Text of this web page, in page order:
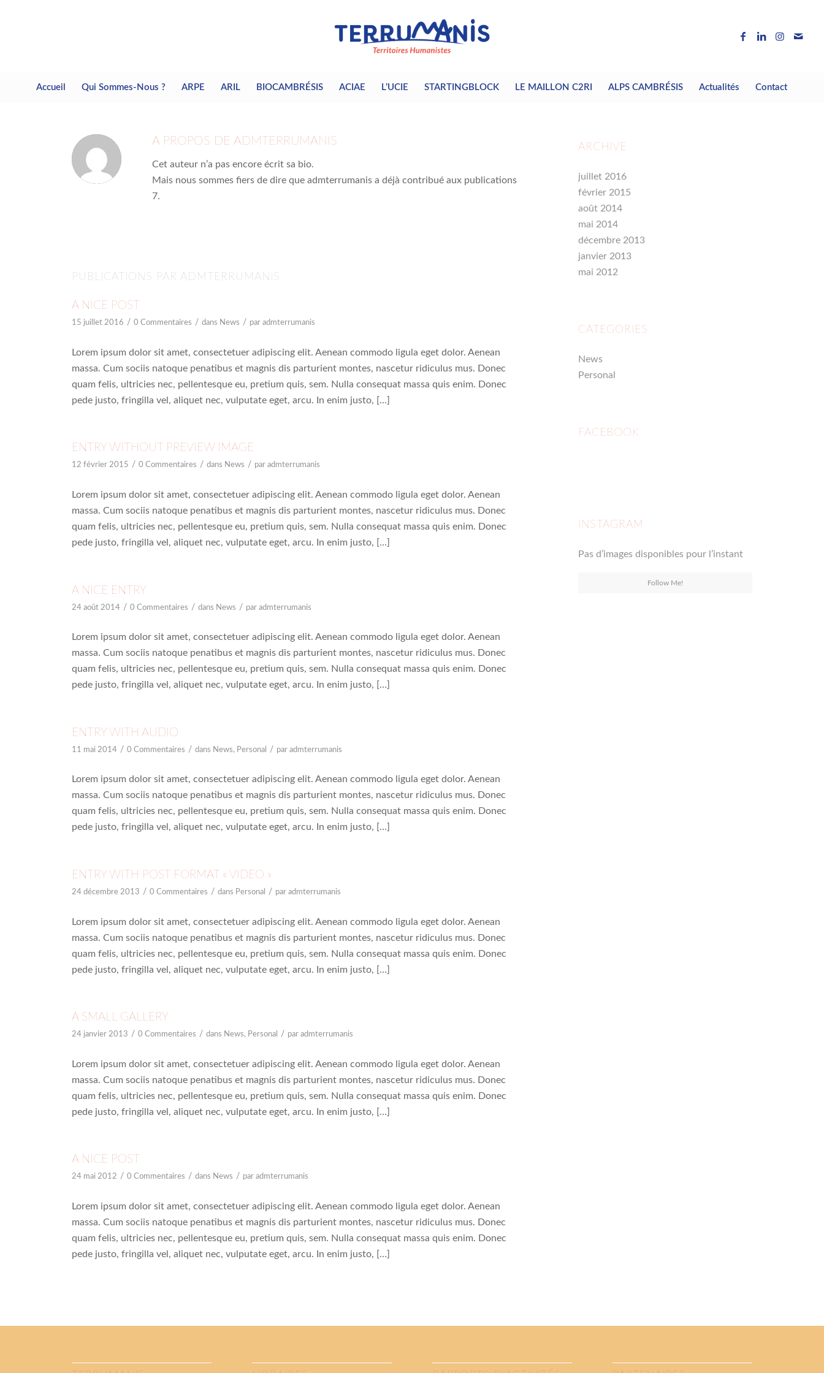
Accueil Qui Sommes-Nous ? ARPE ARIL BIOCAMBRÉSIS ACIAE L’UCIE STARTINGBLOCK LE MAILLON C2RI ALPS CAMBRÉSIS Actualités Contact
A PROPOS DEADMTERRUMANIS
Cet auteur n’a pas encore écrit sa bio.
Mais nous sommes fiers de dire queadmterrumanis a déjà contribué aux publications
7.
PUBLICATIONS PAR ADMTERRUMANIS
A NICE POST
15 juillet 2016 / 0 Commentaires / dans News / paradmterrumanis
Lorem ipsum dolor sit amet, consectetuer adipiscing elit. Aenean commodo ligula eget dolor. Aenean
massa. Cum sociis natoque penatibus et magnis dis parturient montes, nascetur ridiculus mus. Donec
quam felis, ultricies nec, pellentesque eu, pretium quis, sem. Nulla consequat massa quis enim. Donec
pede justo, fringilla vel, aliquet nec, vulputate eget, arcu. In enim justo, […]
ENTRY WITHOUT PREVIEW IMAGE
12 février 2015 / 0 Commentaires / dans News / paradmterrumanis
Lorem ipsum dolor sit amet, consectetuer adipiscing elit. Aenean commodo ligula eget dolor. Aenean
massa. Cum sociis natoque penatibus et magnis dis parturient montes, nascetur ridiculus mus. Donec
quam felis, ultricies nec, pellentesque eu, pretium quis, sem. Nulla consequat massa quis enim. Donec
pede justo, fringilla vel, aliquet nec, vulputate eget, arcu. In enim justo, […]
A NICE ENTRY
24 août 2014 / 0 Commentaires / dans News / paradmterrumanis
Lorem ipsum dolor sit amet, consectetuer adipiscing elit. Aenean commodo ligula eget dolor. Aenean
massa. Cum sociis natoque penatibus et magnis dis parturient montes, nascetur ridiculus mus. Donec
quam felis, ultricies nec, pellentesque eu, pretium quis, sem. Nulla consequat massa quis enim. Donec
pede justo, fringilla vel, aliquet nec, vulputate eget, arcu. In enim justo, […]
ENTRY WITH AUDIO
11 mai 2014 / 0 Commentaires / dans News, Personal / paradmterrumanis
Lorem ipsum dolor sit amet, consectetuer adipiscing elit. Aenean commodo ligula eget dolor. Aenean
massa. Cum sociis natoque penatibus et magnis dis parturient montes, nascetur ridiculus mus. Donec
quam felis, ultricies nec, pellentesque eu, pretium quis, sem. Nulla consequat massa quis enim. Donec
pede justo, fringilla vel, aliquet nec, vulputate eget, arcu. In enim justo, […]
ENTRY WITH POST FORMAT « VIDEO »
24 décembre 2013 / 0 Commentaires / dans Personal / paradmterrumanis
Lorem ipsum dolor sit amet, consectetuer adipiscing elit. Aenean commodo ligula eget dolor. Aenean
massa. Cum sociis natoque penatibus et magnis dis parturient montes, nascetur ridiculus mus. Donec
quam felis, ultricies nec, pellentesque eu, pretium quis, sem. Nulla consequat massa quis enim. Donec
pede justo, fringilla vel, aliquet nec, vulputate eget, arcu. In enim justo, […]
A SMALL GALLERY
24 janvier 2013 / 0 Commentaires / dans News, Personal / paradmterrumanis
Lorem ipsum dolor sit amet, consectetuer adipiscing elit. Aenean commodo ligula eget dolor. Aenean
massa. Cum sociis natoque penatibus et magnis dis parturient montes, nascetur ridiculus mus. Donec
quam felis, ultricies nec, pellentesque eu, pretium quis, sem. Nulla consequat massa quis enim. Donec
pede justo, fringilla vel, aliquet nec, vulputate eget, arcu. In enim justo, […]
A NICE POST
24 mai 2012 / 0 Commentaires / dans News / paradmterrumanis
Lorem ipsum dolor sit amet, consectetuer adipiscing elit. Aenean commodo ligula eget dolor. Aenean
massa. Cum sociis natoque penatibus et magnis dis parturient montes, nascetur ridiculus mus. Donec
quam felis, ultricies nec, pellentesque eu, pretium quis, sem. Nulla consequat massa quis enim. Donec
pede justo, fringilla vel, aliquet nec, vulputate eget, arcu. In enim justo, […]
ARCHIVE
juillet 2016
février 2015
août 2014
mai 2014
décembre 2013
janvier 2013
mai 2012
CATEGORIES
News
Personal
FACEBOOK
INSTAGRAM
Pas d’images disponibles pour l’instant
Follow Me!